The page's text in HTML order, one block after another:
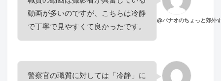
@パナオのちょっと郊外
動画が多いのですが、こちらは冷静
で丁寧で見やすくて良かったです。
警察官の職質に対しては「冷静」に